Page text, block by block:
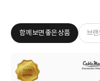
함께 보면 좋은 상품 브랜